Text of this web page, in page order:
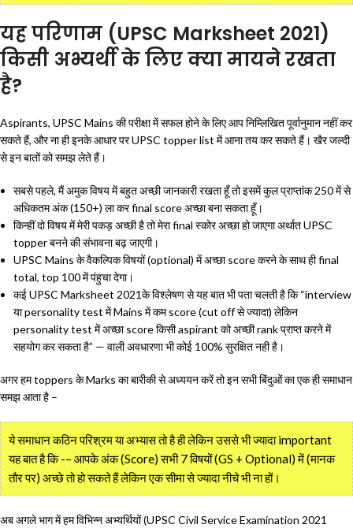
यह परिणाम (UPSC Marksheet 2021)
किसी अभ्यर्थी के लिए क्या मायने रखता
है?
Aspirants, UPSC Mains की परीक्षा में सफल होने के लिए आप निम्लिखित पूर्वानुमान नहीं कर
सकते हैं, और ना ही इनके आधार पर UPSC topper list में आना तय कर सकते हैं। खैर जल्दी
से इन बातों को समझ लेते हैं।
सबसे पहले, मैं अमुक विषय में बहुत अच्छी जानकारी रखता हूँ तो इसमें कुल प्राप्तांक 250 में से
अधिकतम अंक (150+) ला कर final score अच्छा बना सकता हूँ।
किन्हीं दो विषय में मेरी पकड़ अच्छी है तो मेरा final स्कोर अच्छा हो जाएगा अर्थात UPSC
topper बनने की संभावना बढ़ जाएगी।
UPSC Mains के वैकल्पिक विषयों (optional) में अच्छा score करने के साथ ही final
total, top 100 में पंहुचा देगा।
कई UPSC Marksheet 2021के विश्लेषण से यह बात भी पता चलती है कि “interview
या personality test में Mains में कम score (cut off से ज्यादा) लेकिन
personality test में अच्छा score किसी aspirant को अच्छी rank प्राप्त करने में
सहयोग कर सकता है” — वाली अवधारणा भी कोई 100% सुरक्षित नही है।
अगर हम toppers के Marks का बारीकी से अध्ययन करें तो इन सभी बिंदुओं का एक ही समाधान
समझ आता है –
ये समाधान कठिन परिश्रम या अभ्यास तो है ही लेकिन उससे भी ज्यादा important
यह बात है कि -– आपके अंक (Score) सभी 7 विषयों (GS + Optional) में (मानक
तौर पर) अच्छे तो हो सकते हैं लेकिन एक सीमा से ज्यादा नीचे भी ना हों।
अब अगले भाग में हम विभिन्न अभ्यर्थियों (UPSC Civil Service Examination 2021